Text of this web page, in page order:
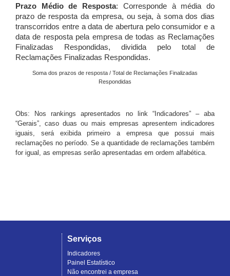
Prazo Médio de Resposta: Corresponde à média do
prazo de resposta da empresa, ou seja, à soma dos dias
transcorridos entre a data de abertura pelo consumidor e a
data de resposta pela empresa de todas as Reclamações
Finalizadas Respondidas, dividida pelo total de
Reclamações Finalizadas Respondidas.
Soma dos prazos de resposta / Total de Reclamações Finalizadas
Respondidas
Obs: Nos rankings apresentados no link “Indicadores” – aba
“Gerais”, caso duas ou mais empresas apresentem indicadores
iguais, será exibida primeiro a empresa que possui mais
reclamações no período. Se a quantidade de reclamações também
for igual, as empresas serão apresentadas em ordem alfabética.
Serviços
Indicadores
Painel Estatístico
Não encontrei a empresa